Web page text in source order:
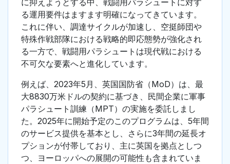
に抑えようとする中、戦闘用パラシュートに対す
る運用要件はますます明確になってきています。
これに伴い、調達サイクルが加速し、空挺師団や
特殊作戦部隊における戦略的即応態勢が強化され
る一方で、戦闘用パラシュートは現代戦における
不可欠な要素へと進化しています。
例えば、2023年5月、英国国防省（MoD）は、最
大8830万米ドルの契約に基づき、民間企業に軍事
パラシュート訓練（MPT）の実施を委託しまし
た。2025年に開始予定のこのプログラムは、5年間
のサービス提供を基本とし、さらに3年間の延長オ
プションが付帯しており、主に英国を拠点としつ
つ、ヨーロッパへの展開の可能性も含まれていま